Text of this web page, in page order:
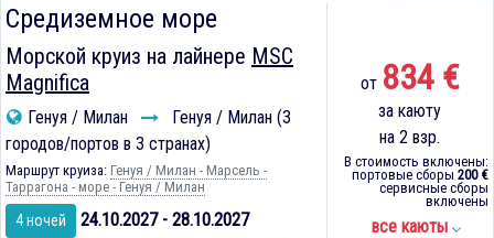
Средиземное море
Морской круиз на лайнере MSC
Magnifica
Генуя / Милан
Генуя / Милан (3
городов/портов в 3 странах)
Маршрут круиза: Генуя / Милан - Марсель -
Таррагона - море - Генуя / Милан
4 ночей 24.10.2027 - 28.10.2027
от 834 €
за каюту
на 2 взр.
В стоимость включены:
портовые сборы 200 €
сервисные сборы
включены
все каюты